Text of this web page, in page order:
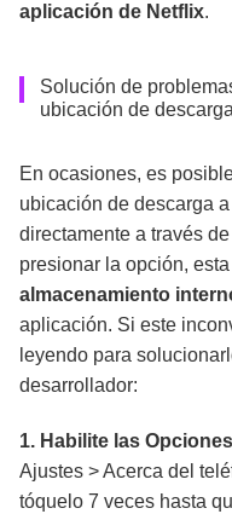
aplicación de Netflix.
Solución de
ubicación de
En ocasiones, es
ubicación de descarga
directamente a través
presionar la opción,
almacenamiento
aplicación. Si este
leyendo para
desarrollador:
1. Habilite las
Ajustes > Acerca del
tóquelo 7 veces hasta